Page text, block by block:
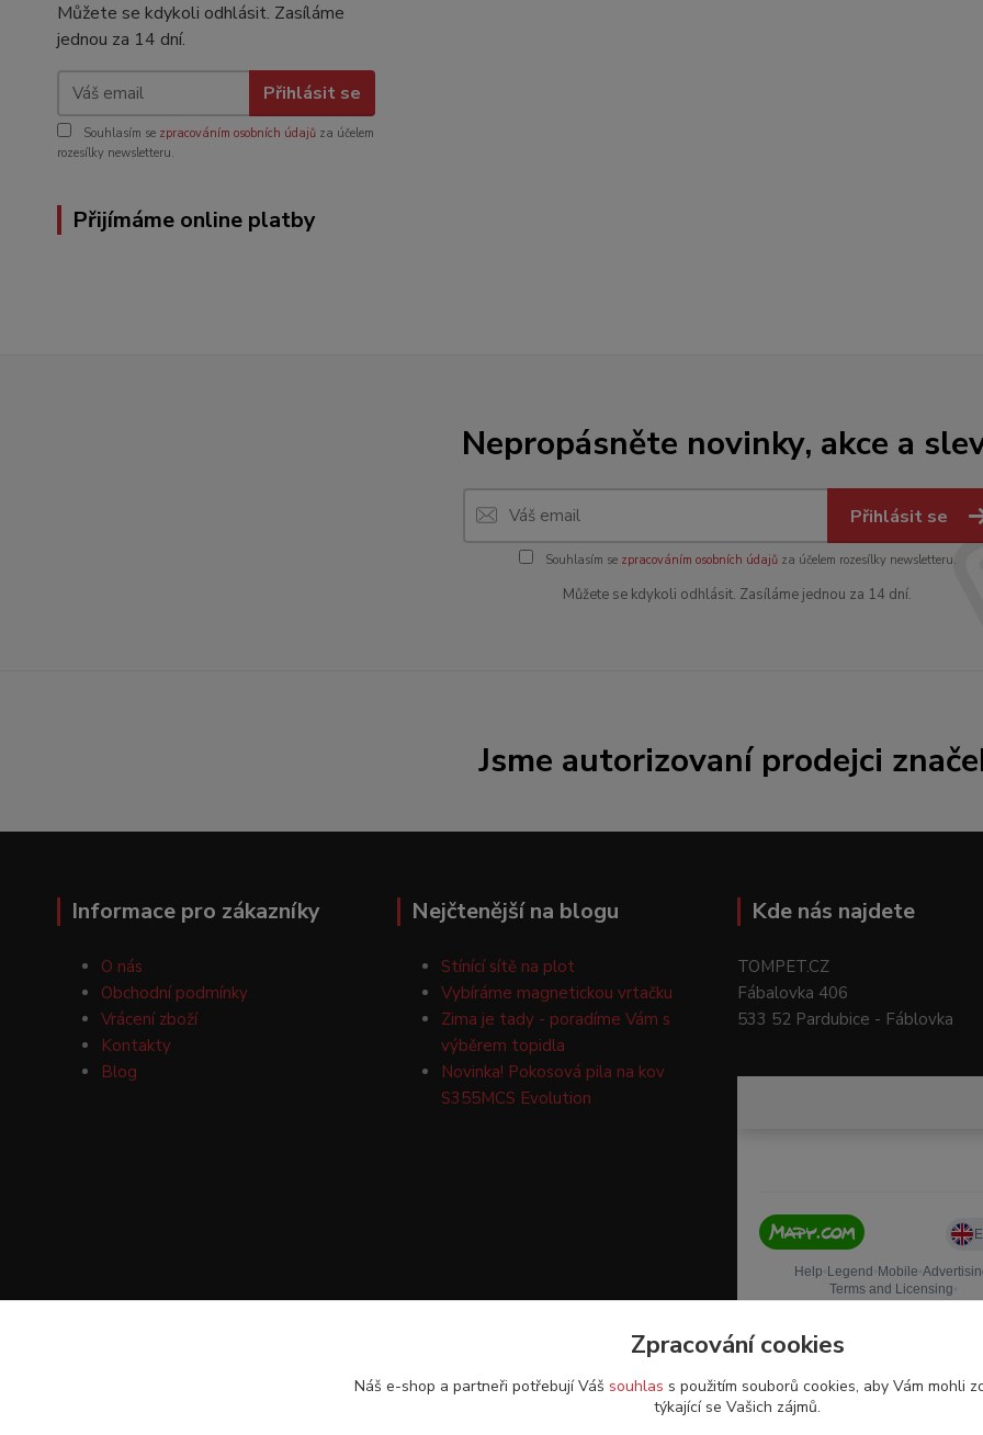
Můžete se kdykoli odhlásit. Zasíláme
jednou za 14 dní.
Přihlásit se
Souhlasím se zpracováním osobních údajů za účelem
rozesílky newsletteru.
Přijímáme online platby
Nepropásněte novinky, akce a
Přihlásit se
Souhlasím se zpracováním osobních údajůza účelem rozesílky newsletteru.
Můžete se kdykoli odhlásit. Zasíláme jednou za 14 dní.
Jsme autorizovaní prodejci
Informace pro zákazníky
O nás
Obchodní podmínky
Vrácení zboží
Kontakty
Blog
Nejčtenější na blogu
Stínící sítě na plot
Vybíráme magnetickou vrtačku
Zima je tady - poradíme Vám s
výběrem topidla
Novinka! Pokosová pila na kov
S355MCS Evolution
Kde nás najdete
TOMPET.CZ
Fábalovka 406
533 52 Pardubice - Fáblovka
Zpracování cookies
Náš e-shop a partneři potřebují Váš souhlas s použitím souborů cookies, aby Vám mohli
týkající se Vašich zájmů.